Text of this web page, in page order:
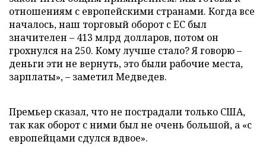
отношениям с европейскими странами. Когда все
началось, наш торговый оборот с ЕС был
значителен – 413 млрд долларов, потом он
грохнулся на 250. Кому лучше стало? Я говорю –
деньги эти не вернуть, это были рабочие места,
зарплаты», – заметил Медведев.
Премьер сказал, что не пострадали только США,
так как оборот с ними был не очень большой, а «с
европейцами сдулся вдвое».